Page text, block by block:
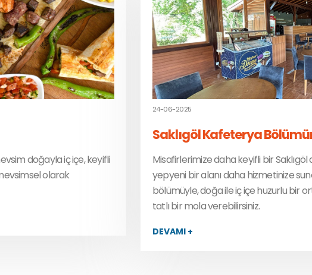
doğayla iç içe, keyifli
olarak
24-06-2025
Saklıgöl Kafeterya
Misafirlerimize daha keyifli bir
yepyeni bir alanı daha hizmetinize
bölümüyle, doğa ile iç içe huzurlu bir
tatlı bir mola verebilirsiniz.
DEVAMI +